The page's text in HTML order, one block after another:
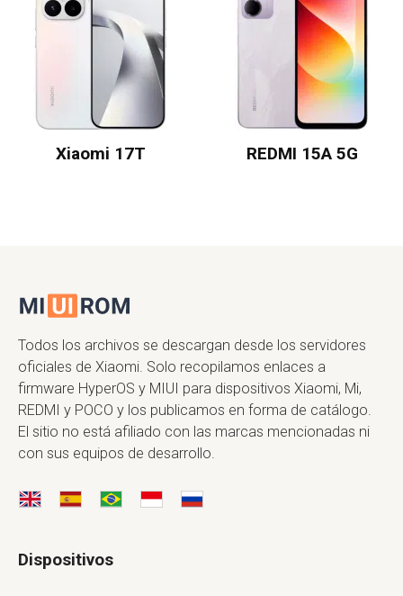
Xiaomi 17T REDMI 15A 5G
Todos los archivos se descargan desde los servidores
oficiales de Xiaomi. Solo recopilamos enlaces a
firmware HyperOS y MIUI para dispositivos Xiaomi, Mi,
REDMI y POCO y los publicamos en forma de catálogo.
El sitio no está afiliado con las marcas mencionadas ni
con sus equipos de desarrollo.
Dispositivos